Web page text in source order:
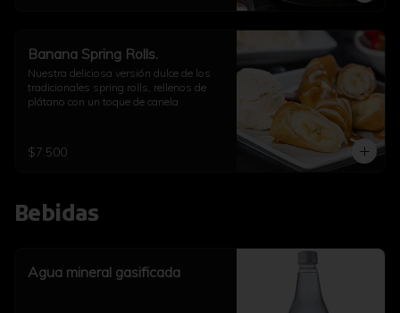
Banana Spring Rolls.
Nuestra deliciosa versión dulce de los
tradicionales spring rolls, rellenos de
plátano con un toque de canela
$7.500
Bebidas
Agua mineral gasificada